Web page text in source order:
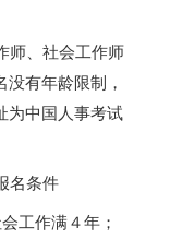
师、社会工作师
有年龄限制，
为中国人事考试
名条件
工作满４年；